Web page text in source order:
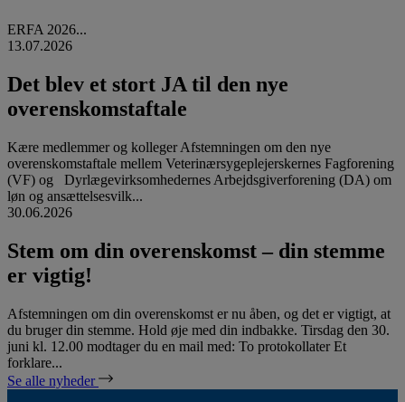
ERFA 2026...
13.07.2026
Det blev et stort JA til den nye
overenskomstaftale
Kære medlemmer og kolleger Afstemningen om den nye
overenskomstaftale mellem Veterinærsygeplejerskernes Fagforening
(VF) og Dyrlægevirksomhedernes Arbejdsgiverforening (DA) om
løn og ansættelsesvilk...
30.06.2026
Stem om din overenskomst – din stemme
er vigtig!
Afstemningen om din overenskomst er nu åben, og det er vigtigt, at
du bruger din stemme. Hold øje med din indbakke. Tirsdag den 30.
juni kl. 12.00 modtager du en mail med: To protokollater Et
forklare...
Se alle nyheder